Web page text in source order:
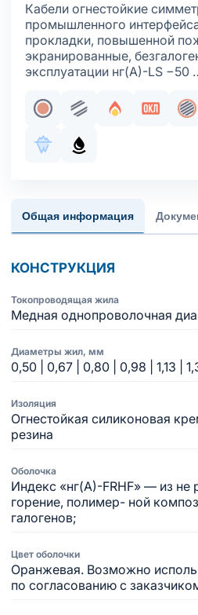
Кабели огнестойкие
промышленного
прокладки, повышенной
экранированные,
эксплуатации нг(А)-LS −50
Жила медная
Парная скрутка
Огнестойкость
Морозостойкое
Общая информация
КОНСТРУКЦИЯ
Токопроводящая жила
Медная однопроволочная
Диаметры жил, мм
0,50 | 0,67 | 0,80 | 0,98 | 1,13 |
Изоляция
Огнестойкая силиконовая
резина
Оболочка
Индекс «нг(А)-FRHF» — из не
горение, полимер- ной
галогенов;
Цвет оболочки
Оранжевая. Возможно
по согласованию с